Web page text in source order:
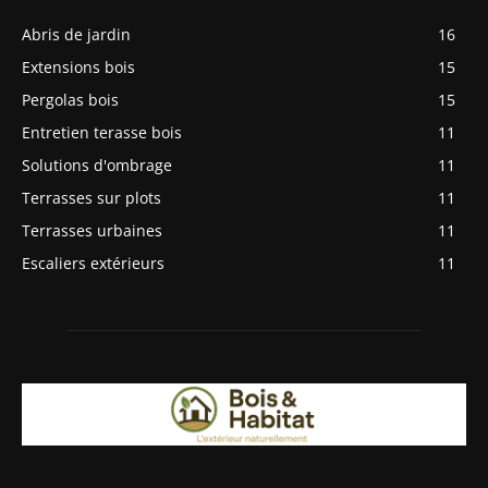
Abris de jardin
16
Extensions bois
15
Pergolas bois
15
Entretien terasse bois
11
Solutions d'ombrage
11
Terrasses sur plots
11
Terrasses urbaines
11
Escaliers extérieurs
11